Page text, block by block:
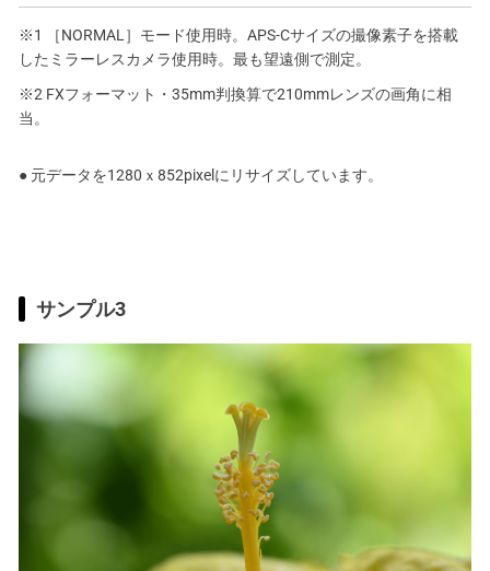
※1 ［NORMAL］モード使用時。APS-Cサイズの撮像素子を搭載
したミラーレスカメラ使用時。最も望遠側で測定。
※2 FXフォーマット・35mm判換算で210mmレンズの画角に相
当。
● 元データを1280ｘ852pixelにリサイズしています。
サンプル3